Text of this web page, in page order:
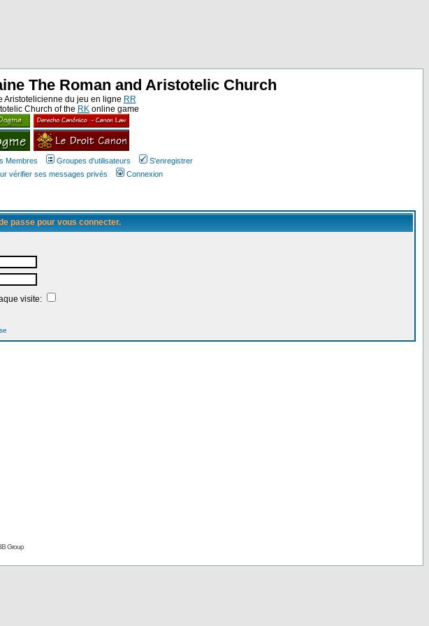
The Roman and Aristotelic Church
Aristotelicienne du jeu en ligne RR
Church of the RK online game
Membres Groupes d'utilisateurs
S'enregistrer
vérifier ses messages privés Connexion
passe pour vous connecter.
visite:
Group